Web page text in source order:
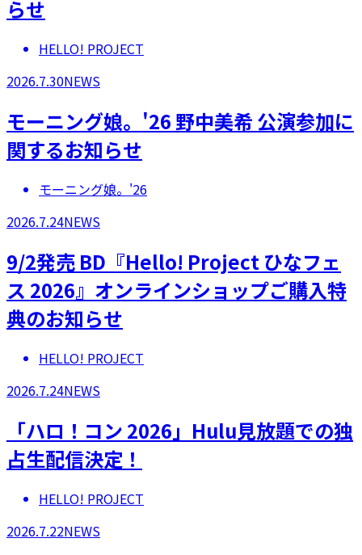
らせ
HELLO! PROJECT
2026.7.30NEWS
モーニング娘。'26 野中美希 公演参加に
関するお知らせ
モーニング娘。'26
2026.7.24NEWS
9/2発売 BD『Hello! Project ひなフェ
ス 2026』オンラインショップご購入特
典のお知らせ
HELLO! PROJECT
2026.7.24NEWS
「ハロ！コン 2026」Hulu見放題での独
占生配信決定！
HELLO! PROJECT
2026.7.22NEWS